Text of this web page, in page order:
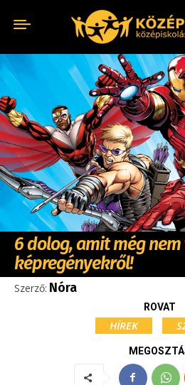
6 dolog, amit még
képregényekről!
Szerző: Nóra
ROVAT
HÍREK